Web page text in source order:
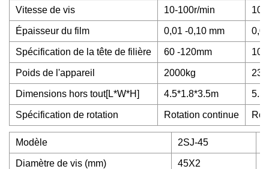
Vitesse de vis 10-100r/min 10-
Épaisseur du film 0,01 -0,10 mm
Spécification de la tête de filière 60 -120mm
Poids de l'appareil 2000kg
Dimensions hors tout[L*W*H] 4.5*1.8*3.5m
Spécification de rotation Rotation continue
Modèle 2SJ-45
Diamètre de vis (mm) 45X2